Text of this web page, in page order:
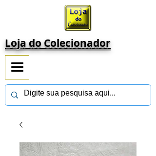
Loja do Colecionador